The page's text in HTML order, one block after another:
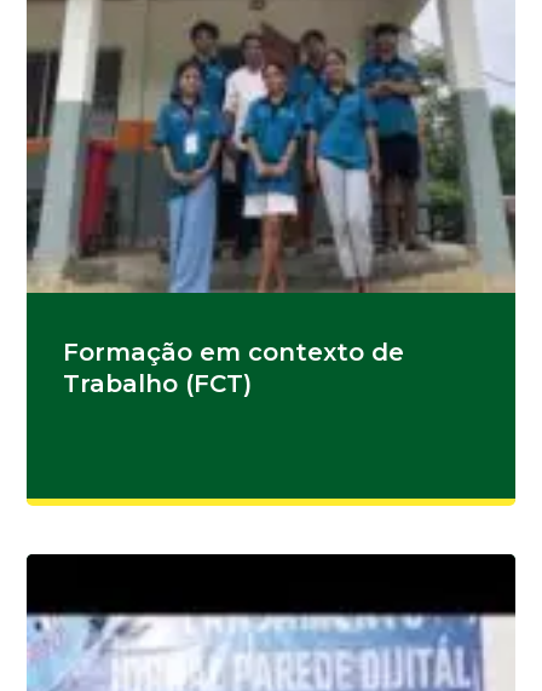
Formação em contexto de
Trabalho (FCT)